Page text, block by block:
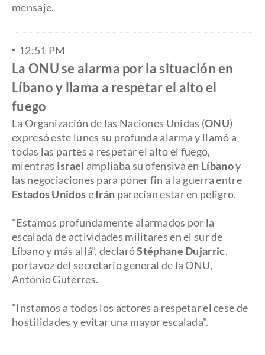
mensaje.
12:51 PM
La ONU se alarma por la situación en
Líbano y llama a respetar el alto el
fuego
La Organización de las Naciones Unidas (ONU)
expresó este lunes su profunda alarma y llamó a
todas las partes a respetar el alto el fuego,
mientras Israel ampliaba su ofensiva en Líbanoy
las negociaciones para poner fin a la guerra entre
Estados UnidoseIrán parecían estar en peligro.
"Estamos profundamente alarmados por la
escalada de actividades militares en el sur de
Líbano y más allá", declaróStéphane Dujarric,
portavoz del secretario general de la ONU,
António Guterres.
"Instamos a todos los actores a respetar el cese de
hostilidades y evitar una mayor escalada".